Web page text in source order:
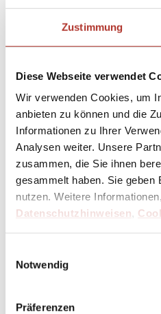
Zustimmung
Diese Webseite verwendet
Wir verwenden Cookies, um
anbieten zu können und die
Informationen zu Ihrer
Analysen weiter. Unsere
zusammen, die Sie ihnen
gesammelt haben. Sie geben
nutzen. Weitere
Datenschutzhinweisen,
Notwendig
Präferenzen